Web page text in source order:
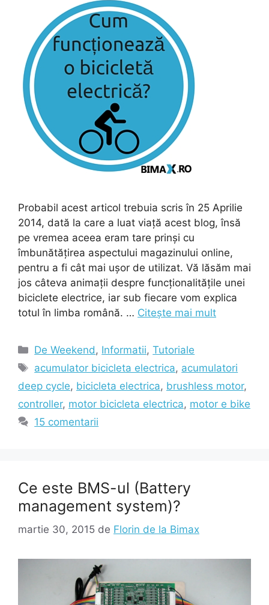
Probabil acest articol trebuia scris în 25 Aprilie
2014, dată la care a luat viață acest blog, însă
pe vremea aceea eram tare prinși cu
îmbunătățirea aspectului magazinului online,
pentru a fi cât mai ușor de utilizat. Vă lăsăm mai
jos câteva animații despre funcționalitățile unei
biciclete electrice, iar sub fiecare vom explica
totul în limba română. … Citește mai mult
Categorii
De Weekend, Informatii,Tutoriale
Etichete
acumulator bicicleta electrica, acumulatori
deep cycle, bicicleta electrica, brushless motor,
controller, motor bicicleta electrica, motor e bike
15 comentarii
Ce este BMS-ul (Battery
management system)?
martie 30, 2015 de Florin de la Bimax